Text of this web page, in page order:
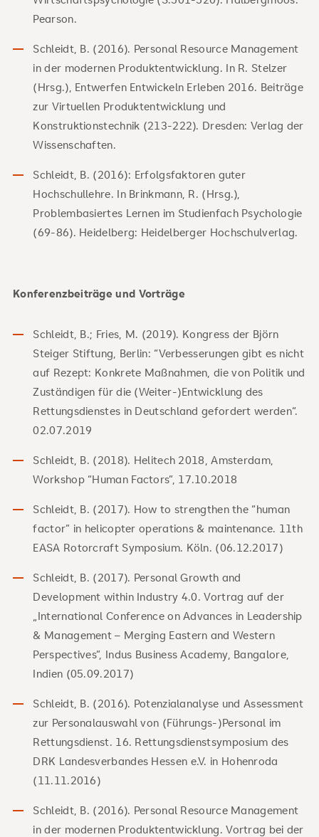
Pearson.
Schleidt, B. (2016). Personal Resource Management
in der modernen Produktentwicklung. In R. Stelzer
(Hrsg.), Entwerfen Entwickeln Erleben 2016. Beiträge
zur Virtuellen Produktentwicklung und
Konstruktionstechnik (213-222). Dresden: Verlag der
Wissenschaften.
Schleidt, B. (2016): Erfolgsfaktoren guter
Hochschullehre. In Brinkmann, R. (Hrsg.),
Problembasiertes Lernen im Studienfach Psychologie
(69-86). Heidelberg: Heidelberger Hochschulverlag.
Konferenzbeiträge und Vorträge
Schleidt, B.; Fries, M. (2019). Kongress der Björn
Steiger Stiftung, Berlin: “Verbesserungen gibt es nicht
auf Rezept: Konkrete Maßnahmen, die von Politik und
Zuständigen für die (Weiter-)Entwicklung des
Rettungsdienstes in Deutschland gefordert werden“.
02.07.2019
Schleidt, B. (2018). Helitech 2018, Amsterdam,
Workshop “Human Factors”, 17.10.2018
Schleidt, B. (2017). How to strengthen the “human
factor” in helicopter operations & maintenance. 11th
EASA Rotorcraft Symposium. Köln. (06.12.2017)
Schleidt, B. (2017). Personal Growth and
Development within Industry 4.0. Vortrag auf der
„International Conference on Advances in Leadership
& Management – Merging Eastern and Western
Perspectives”, Indus Business Academy, Bangalore,
Indien (05.09.2017)
Schleidt, B. (2016). Potenzialanalyse und Assessment
zur Personalauswahl von (Führungs-)Personal im
Rettungsdienst. 16. Rettungsdienstsymposium des
DRK Landesverbandes Hessen e.V. in Hohenroda
(11.11.2016)
Schleidt, B. (2016). Personal Resource Management
in der modernen Produktentwicklung. Vortrag bei der